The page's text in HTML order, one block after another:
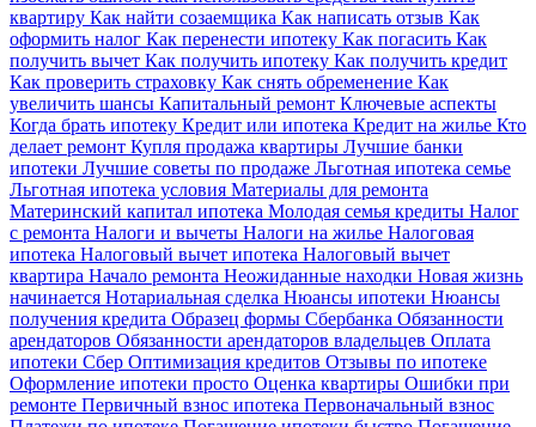
квартиру Как найти созаемщика Как написать отзыв Как
оформить налог Как перенести ипотеку Как погасить Как
получить вычет Как получить ипотеку Как получить кредит
Как проверить страховку Как снять обременение Как
увеличить шансы Капитальный ремонт Ключевые аспекты
Когда брать ипотеку Кредит или ипотека Кредит на жилье Кто
делает ремонт Купля продажа квартиры Лучшие банки
ипотеки Лучшие советы по продаже Льготная ипотека семье
Льготная ипотека условия Материалы для ремонта
Материнский капитал ипотека Молодая семья кредиты Налог
с ремонта Налоги и вычеты Налоги на жилье Налоговая
ипотека Налоговый вычет ипотека Налоговый вычет
квартира Начало ремонта Неожиданные находки Новая жизнь
начинается Нотариальная сделка Нюансы ипотеки Нюансы
получения кредита Образец формы Сбербанка Обязанности
арендаторов Обязанности арендаторов владельцев Оплата
ипотеки Сбер Оптимизация кредитов Отзывы по ипотеке
Оформление ипотеки просто Оценка квартиры Ошибки при
ремонте Первичный взнос ипотека Первоначальный взнос